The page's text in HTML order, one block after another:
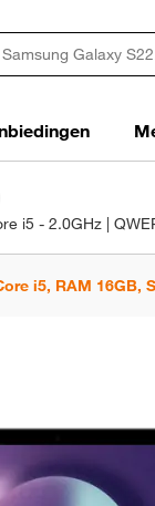
i5 - 2.0GHz |
i5, RAM 16GB,